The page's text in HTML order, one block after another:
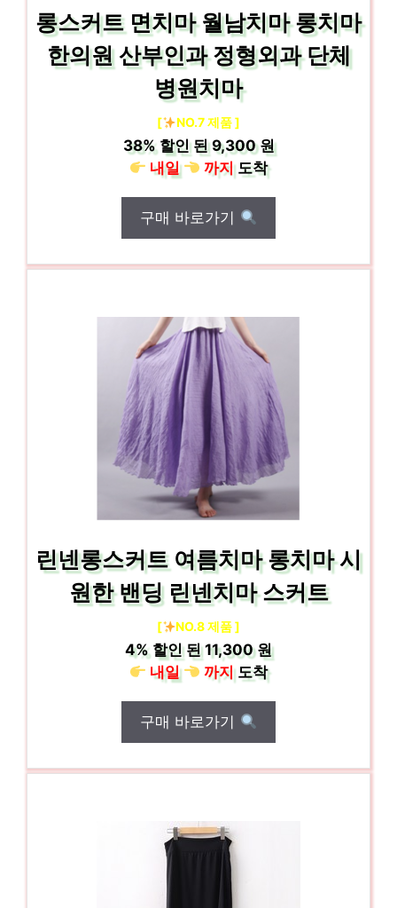
롱스커트 면치마 월남치마 롱치마
한의원 산부인과 정형외과 단체
병원치마
[ NO.7 제품 ]
38%할인 된9,300 원
내일
까지도착
구매 바로가기
린넨롱스커트 여름치마 롱치마 시
원한 밴딩 린넨치마 스커트
[ NO.8 제품 ]
4%할인 된11,300 원
내일
까지도착
구매 바로가기